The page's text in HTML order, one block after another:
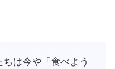
は今や「食べよう